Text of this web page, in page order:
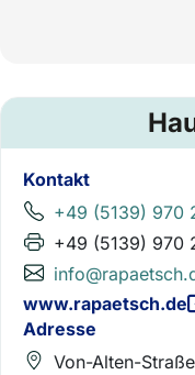
Kontakt
+49 (5139) 970
+49 (5139) 970
www.rapaetsch.de
Adresse
Von-Alten-